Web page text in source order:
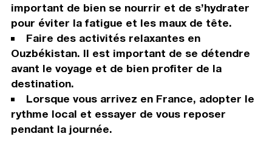
important de bien se nourrir et de s’hydrater
pour éviter la fatigue et les maux de tête.
Faire des activités relaxantes en
Ouzbékistan. Il est important de se détendre
avant le voyage et de bien profiter de la
destination.
Lorsque vous arrivez en France, adopter le
rythme local et essayer de vous reposer
pendant la journée.